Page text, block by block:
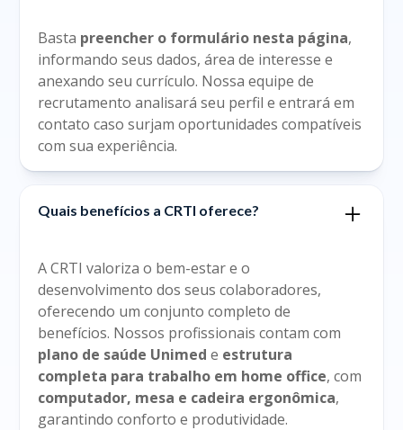
Basta preencher o formulário nesta página,
informando seus dados, área de interesse e
anexando seu currículo. Nossa equipe de
recrutamento analisará seu perfil e entrará em
contato caso surjam oportunidades compatíveis
com sua experiência.
Quais benefícios a CRTI oferece?
A CRTI valoriza o bem-estar e o
desenvolvimento dos seus colaboradores,
oferecendo um conjunto completo de
benefícios. Nossos profissionais contam com
plano de saúde Unimed e estrutura
completa para trabalho em home office, com
computador, mesa e cadeira ergonômica,
garantindo conforto e produtividade.